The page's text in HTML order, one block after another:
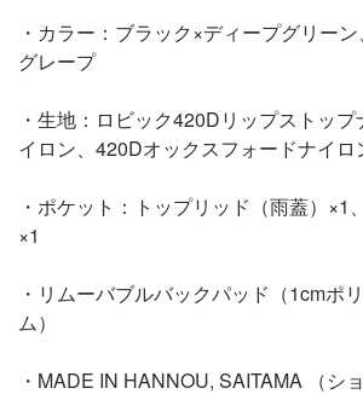
・カラー：ブラック×ディープグリー
グレープ
・生地：ロビック420Dリップストッ
イロン、420Dオックスフォードナイロ
・ポケット：トップリッド（雨蓋）×1
×1
・リムーバブルバックパッド（1cmポ
ム）
・MADE IN HANNOU, SAITAMA （シ